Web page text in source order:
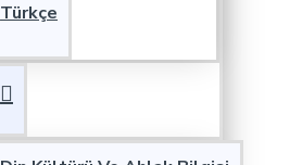
Türkçe